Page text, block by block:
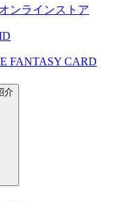
ンラインストア
FANTASY CARD
介